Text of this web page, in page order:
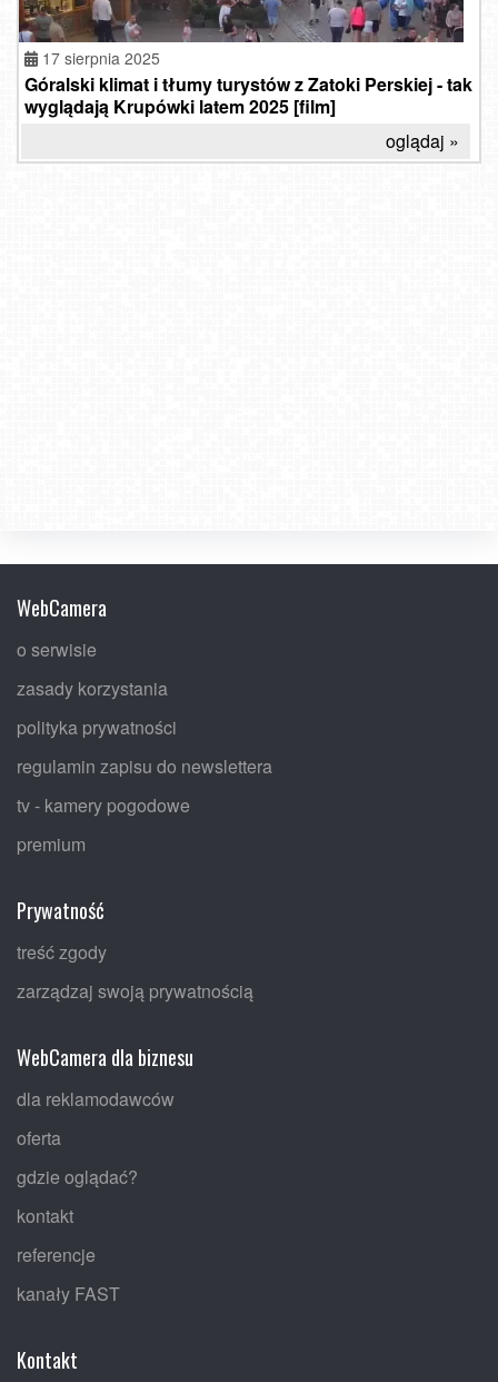
17 sierpnia 2025
Góralski klimat i tłumy turystów z Zatoki Perskiej - tak
wyglądają Krupówki latem 2025 [film]
oglądaj »
WebCamera
o serwisie
zasady korzystania
polityka prywatności
regulamin zapisu do newslettera
tv - kamery pogodowe
premium
Prywatność
treść zgody
zarządzaj swoją prywatnością
WebCamera dla biznesu
dla reklamodawców
oferta
gdzie oglądać?
kontakt
referencje
kanały FAST
Kontakt